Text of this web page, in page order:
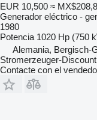
EUR 10,500 ≈
Generador eléctrico -
1980
Potencia 1020 Hp (750
Alemania, Bergisch-
Stromerzeuger-
Contacte con el